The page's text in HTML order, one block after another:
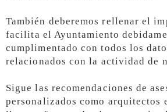
También deberemos rellenar el
facilita el Ayuntamiento
cumplimentado con todos los
relacionados con la actividad de
Sigue las recomendaciones de
personalizados como arquitectos